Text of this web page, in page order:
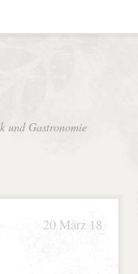
und Gastronomie
20 März 18